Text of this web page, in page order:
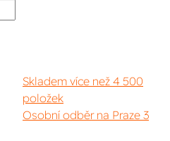
Skladem více než 4 500
položek
Osobní odběr na Praze 3